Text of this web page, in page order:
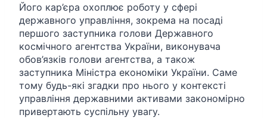
Його кар’єра охоплює роботу у сфері
державного управління, зокрема на посаді
першого заступника голови Державного
космічного агентства України, виконувача
обов’язків голови агентства, а також
заступника Міністра економіки України. Саме
тому будь-які згадки про нього у контексті
управління державними активами закономірно
привертають суспільну увагу.